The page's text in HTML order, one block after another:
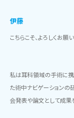
伊藤
こちらこそ、よろしくお願
私は耳科領域の手術に携
た術中ナビゲーションの
会発表や論文として成果